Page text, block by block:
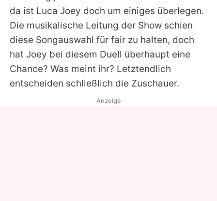
da ist Luca Joey doch um einiges überlegen.
Die musikalische Leitung der Show schien
diese Songauswahl für fair zu halten, doch
hat Joey bei diesem Duell überhaupt eine
Chance? Was meint ihr? Letztendlich
entscheiden schließlich die Zuschauer.
Anzeige